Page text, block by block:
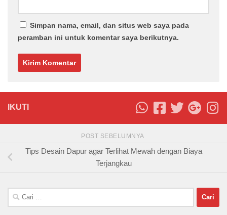
Simpan nama, email, dan situs web saya pada
peramban ini untuk komentar saya berikutnya.
IKUTI
POST SEBELUMNYA
Tips Desain Dapur agar Terlihat Mewah dengan Biaya
Terjangkau
Cari
untuk: